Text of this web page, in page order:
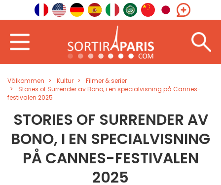
Välkommen Kultur
Filmer & serier
Stories of Surrender av Bono, i en specialvisning på Cannes-
festivalen 2025
STORIES OF SURRENDER AV
BONO, I EN SPECIALVISNING
PÅ CANNES-FESTIVALEN
2025